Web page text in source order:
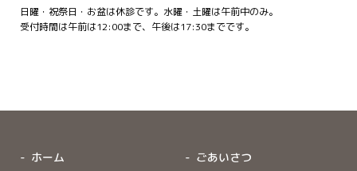
日曜・祝祭日・お盆は休診です。水曜・土曜は午前中のみ。
受付時間は午前は12:00まで、午後は17:30までです。
ホーム
ごあいさつ